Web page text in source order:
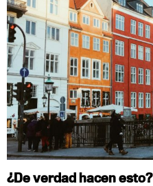
¿De verdad hacen esto?